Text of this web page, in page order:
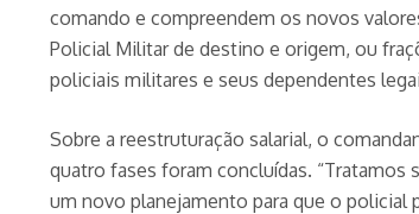
comando e compreendem os novos
Policial Militar de destino e origem, ou
policiais militares e seus dependentes
Sobre a reestruturação salarial, o
quatro fases foram concluídas. “Tratamos
um novo planejamento para que o policial